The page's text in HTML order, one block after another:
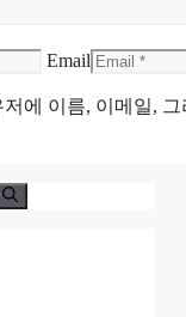
Email
에 이름, 이메일,